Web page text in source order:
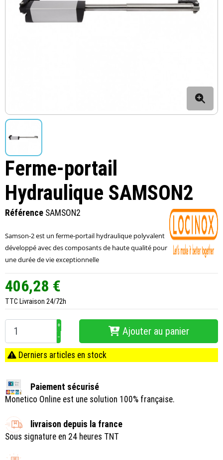
Ferme-portail
Hydraulique SAMSON2
Référence SAMSON2
Samson-2 est un ferme-portail hydraulique polyvalent
développé avec des composants de haute qualité pour
une durée de vie exceptionnelle
406,28 €
TTC Livraison 24/72h
+
−
Ajouter au panier
Derniers articles en stock
Paiement sécurisé
Monetico Online est une solution 100% française.
livraison depuis la france
Sous signature en 24 heures TNT